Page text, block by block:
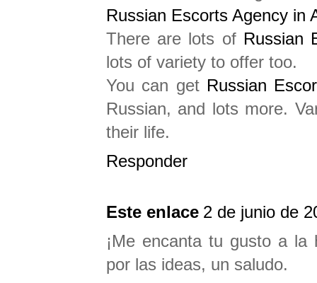
Russian Escorts Agency in
There are lots of Russian
lots of variety to offer too.
You can get Russian
Russian, and lots more.
their life.
Responder
Este enlace 2 de junio de
¡Me encanta tu gusto a
por las ideas, un saludo.